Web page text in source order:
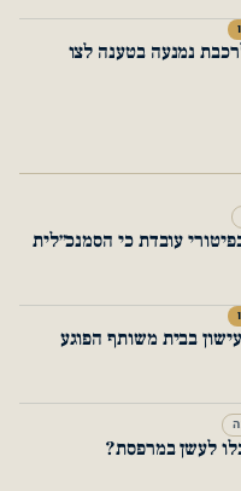
לצו
כי הסמנכ״לית
הפוגע